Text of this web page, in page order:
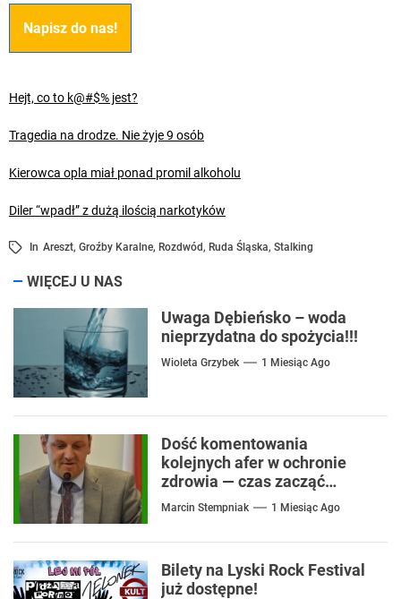
Napisz do nas!
Hejt, co to k@#$% jest?
Tragedia na drodze. Nie żyje 9 osób
Kierowca opla miał ponad promil alkoholu
Diler “wpadł” z dużą ilością narkotyków
In Areszt, Groźby Karalne, Rozdwód, Ruda Śląska, Stalking
WIĘCEJ U NAS
Uwaga Dębieńsko – woda
nieprzydatna do spożycia!!!
Wioleta Grzybek 1 Miesiąc Ago
Dość komentowania
kolejnych afer w ochronie
zdrowia — czas zacząć
mówić o rozwiązaniach
Marcin Stempniak 1 Miesiąc Ago
Bilety na Lyski Rock Festival
już dostępne!